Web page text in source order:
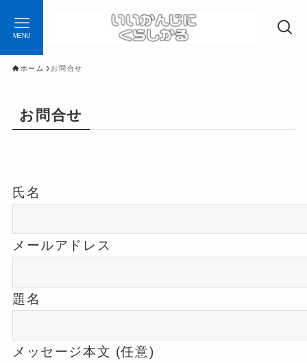
MENU
ホーム お問合せ
お問合せ
氏名
メールアドレス
題名
メッセージ本文 (任意)